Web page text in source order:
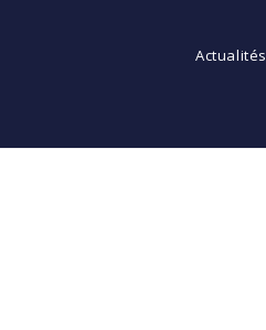
Actualités